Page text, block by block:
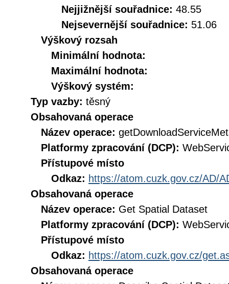
Nejjižnější souřadnice: 48.55
Nejsevernější souřadnice: 51.06
Výškový rozsah
Minimální hodnota:
Maximální hodnota:
Výškový systém:
Typ vazby: těsný
Obsahovaná operace
Název operace:
Platformy zpracování (DCP):
Přístupové místo
Odkaz: https://atom.cuzk.gov.cz/AD/
Obsahovaná operace
Název operace: Get Spatial Dataset
Platformy zpracování (DCP):
Přístupové místo
Odkaz: https://atom.cuzk.gov.cz/
Obsahovaná operace